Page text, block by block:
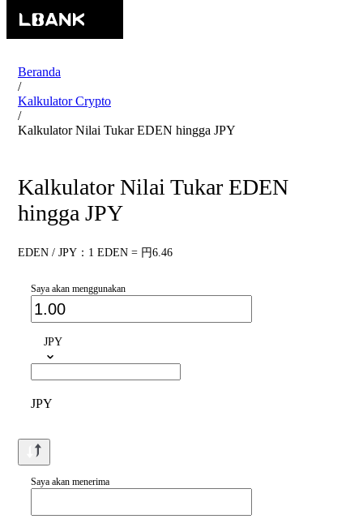
Beranda
/
Kalkulator Crypto
/
Kalkulator Nilai Tukar EDEN hingga JPY
Kalkulator Nilai Tukar EDEN
hingga JPY
EDEN / JPY：1 EDEN = 円6.46
Saya akan menggunakan
JPY
JPY
Saya akan menerima